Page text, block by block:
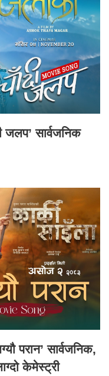
जलप’ सार्वजनिक
परान’ सार्वजनिक,
केमेस्ट्री